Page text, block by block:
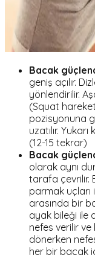
Bacak
geniş açılır.
yönlendirilir.
(Squat
pozisyonuna
uzatılır.
(12-15 tekrar)
Bacak
olarak aynı
tarafa çevrilir.
parmak
arasında bir
ayak bileği ile
nefes verilir ve
dönerken
her bir bacak